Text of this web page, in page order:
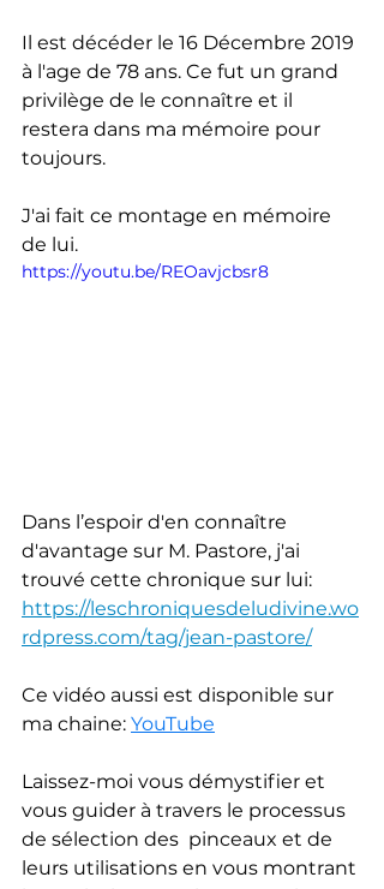
Il est décéder le 16 Décembre 2019
à l'age de 78 ans. Ce fut un grand
privilège de le connaître et il
restera dans ma mémoire pour
toujours.
J'ai fait ce montage en mémoire
de lui.
https://youtu.be/REOavjcbsr8
Dans l’espoir d'en connaître
d'avantage sur M. Pastore, j'ai
trouvé cette chronique sur lui:
https://leschroniquesdeludivine.wo
rdpress.com/tag/jean-pastore/
Ce vidéo aussi est disponible sur
ma chaine: YouTube
Laissez-moi vous démystifier et
vous guider à travers le processus
de sélection des  pinceaux et de
leurs utilisations en vous montrant